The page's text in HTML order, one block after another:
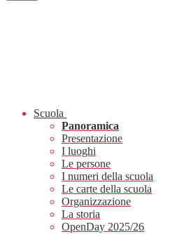
Scuola
Panoramica
Presentazione
I luoghi
Le persone
I numeri della scuola
Le carte della scuola
Organizzazione
La storia
OpenDay 2025/26